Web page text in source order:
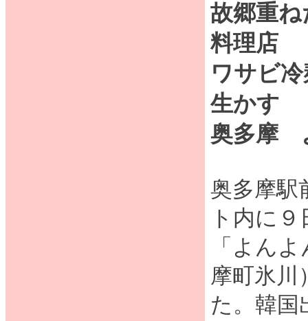
故郷重
料理店
ワサビ
生かす
奥多摩
奥多摩駅
ト内に
「よん
摩町氷川
た。韓国